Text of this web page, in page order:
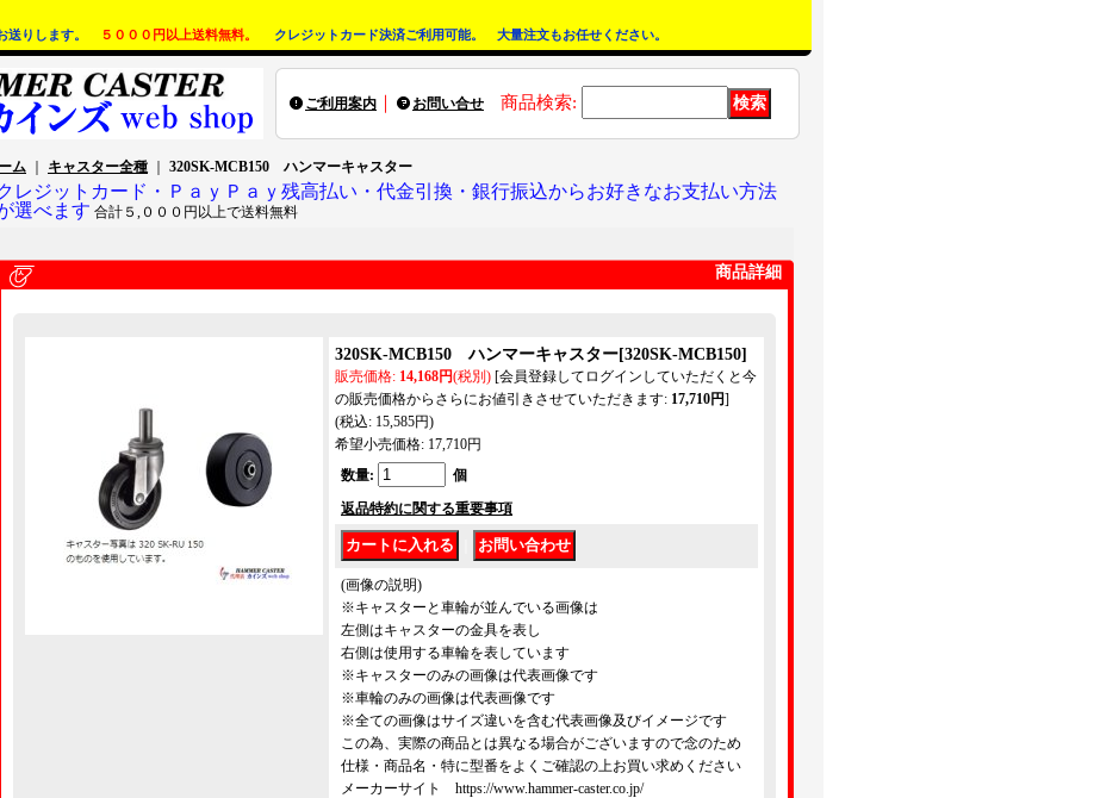
送りします。 ５０００円以上送料無料。 クレジットカード決済ご利用可能。 大量注文もお任せください。
ご利用案内 ｜ お問い合せ 商品検索:
ム キャスター全種 320SK-MCB150 ハンマーキャスター
レジットカード・ＰａｙＰａｙ残高払い・代金引換・銀行振込からお好きなお支払い方法
選べます 合計５,０００円以上で送料無料
商品詳細
320SK-MCB150 ハンマーキャスター[320SK-MCB150]
販売価格: 14,168円(税別) [会員登録してログインしていただくと今
の販売価格からさらにお値引きさせていただきます: 17,710円]
(税込: 15,585円)
希望小売価格: 17,710円
数量:
個
返品特約に関する重要事項
(画像の説明)
※キャスターと車輪が並んでいる画像は
左側はキャスターの金具を表し
右側は使用する車輪を表しています
※キャスターのみの画像は代表画像です
※車輪のみの画像は代表画像です
※全ての画像はサイズ違いを含む代表画像及びイメージです
この為、実際の商品とは異なる場合がございますので念のため
仕様・商品名・特に型番をよくご確認の上お買い求めください
メーカーサイト https://www.hammer-caster.co.jp/